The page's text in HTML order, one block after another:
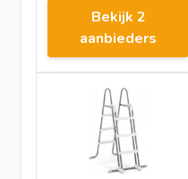
Bekijk 2
aanbieders